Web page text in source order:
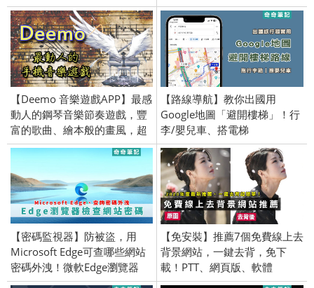
【Deemo 音樂遊戲APP】最感
動人的鋼琴音樂節奏遊戲，豐
富的歌曲、繪本般的畫風，超
質感遊戲推薦，安卓免費下
載！(Android／iPhone iOS)
【路線導航】教你出國用
Google地圖「避開樓梯」！行
李/嬰兒車、搭電梯
【密碼監視器】防被盜，用
Microsoft Edge可查哪些網站
密碼外洩！微軟Edge瀏覽器
【免安裝】推薦7個免費線上去
背景網站，一鍵去背，免下
載！PTT、網頁版、軟體